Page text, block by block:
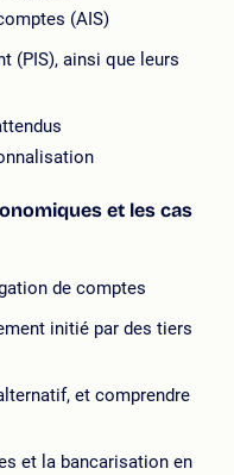
(AIS)
(PIS), ainsi que leurs
et les cas
de comptes
initié par des tiers
et comprendre
et la bancarisation en